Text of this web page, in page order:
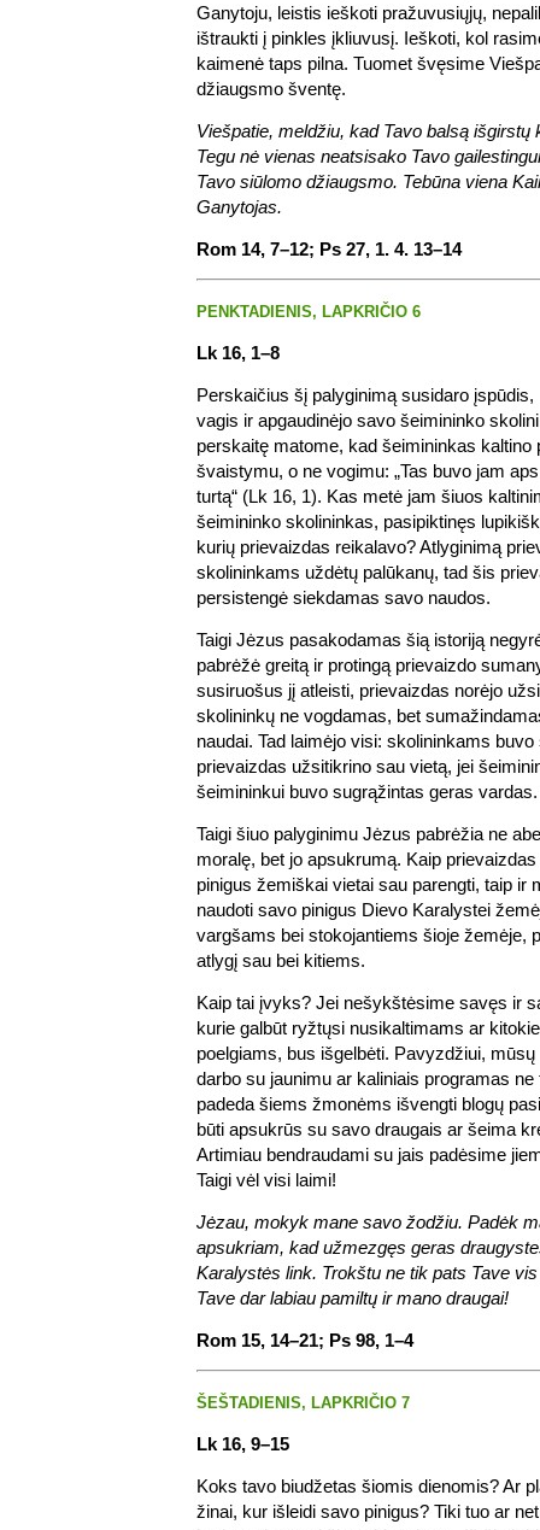
Ganytoju, leistis ieškoti pražuvusiųjų,
ištraukti į pinkles įkliuvusį. Ieškoti, kol
kaimenė taps pilna. Tuomet švęsime
džiaugsmo šventę.
Viešpatie, meldžiu, kad Tavo balsą
Tegu nė vienas neatsisako Tavo
Tavo siūlomo džiaugsmo. Tebūna viena
Ganytojas.
Rom 14, 7–12; Ps 27, 1. 4. 13–14
PENKTADIENIS, LAPKRIČIO 6
Lk 16, 1–8
Perskaičius šį palyginimą susidaro
vagis ir apgaudinėjo savo šeimininko
perskaitę matome, kad šeimininkas kaltino
švaistymu, o ne vogimu: „Tas buvo jam
turtą“ (Lk 16, 1). Kas metė jam šiuos
šeimininko skolininkas, pasipiktinęs
kurių prievaizdas reikalavo? Atlyginimą
skolininkams uždėtų palūkanų, tad šis
persistengė siekdamas savo naudos.
Taigi Jėzus pasakodamas šią istoriją
pabrėžė greitą ir protingą prievaizdo
susiruošus jį atleisti, prievaizdas norėjo
skolininkų ne vogdamas, bet
naudai. Tad laimėjo visi: skolininkams
prievaizdas užsitikrino sau vietą, jei
šeimininkui buvo sugrąžintas geras vardas.
Taigi šiuo palyginimu Jėzus pabrėžia ne
moralę, bet jo apsukrumą. Kaip
pinigus žemiškai vietai sau parengti, taip ir
naudoti savo pinigus Dievo Karalystei
vargšams bei stokojantiems šioje žemėje,
atlygį sau bei kitiems.
Kaip tai įvyks? Jei nešykštėsime savęs ir
kurie galbūt ryžtųsi nusikaltimams ar
poelgiams, bus išgelbėti. Pavyzdžiui,
darbo su jaunimu ar kaliniais programas
padeda šiems žmonėms išvengti blogų
būti apsukrūs su savo draugais ar šeima
Artimiau bendraudami su jais padėsime
Taigi vėl visi laimi!
Jėzau, mokyk mane savo žodžiu. Padėk
apsukriam, kad užmezgęs geras
Karalystės link. Trokštu ne tik pats Tave
Tave dar labiau pamiltų ir mano draugai!
Rom 15, 14–21; Ps 98, 1–4
ŠEŠTADIENIS, LAPKRIČIO 7
Lk 16, 9–15
Koks tavo biudžetas šiomis dienomis? Ar
žinai, kur išleidi savo pinigus? Tiki tuo ar